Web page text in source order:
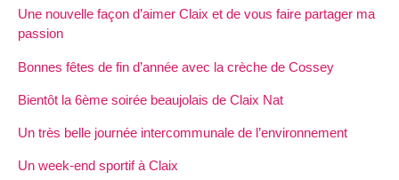
Une nouvelle façon d’aimer Claix et de vous faire partager ma
passion
Bonnes fêtes de fin d’année avec la crèche de Cossey
Bientôt la 6ème soirée beaujolais de Claix Nat
Un très belle journée intercommunale de l’environnement
Un week-end sportif à Claix